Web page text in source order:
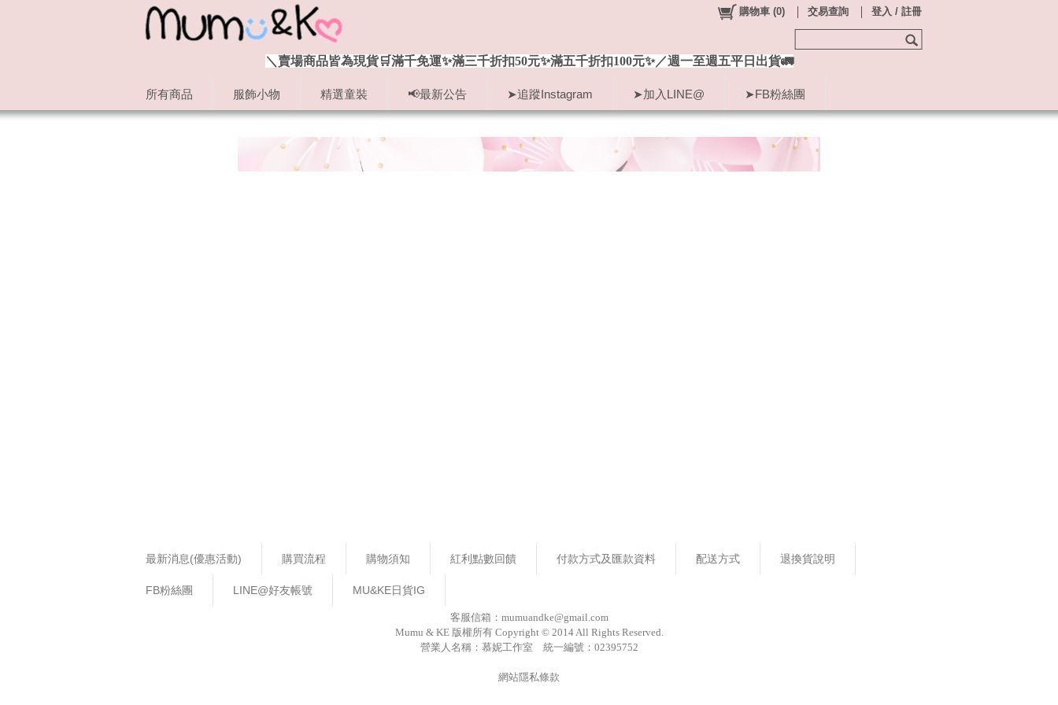
所有商品 服飾小物 精選童裝 📢最新公告 ➤追蹤Instagram ➤加入LINE@ ➤FB粉絲團
購物車 (0) 交易查詢 登入 / 註冊
＼賣場商品皆為現貨🛒滿千免運✨滿三千折扣50元✨滿五千折扣100元✨／週一至週五平日出貨🚛